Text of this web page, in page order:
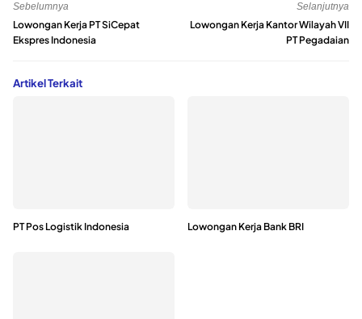
Sebelumnya
Lowongan Kerja PT SiCepat
Ekspres Indonesia
Selanjutnya
Lowongan Kerja Kantor Wilayah VII
PT Pegadaian
Artikel Terkait
PT Pos Logistik Indonesia Lowongan Kerja Bank BRI